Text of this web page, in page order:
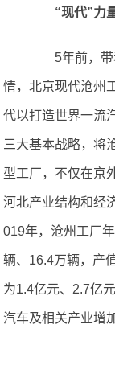
“现代”力量
5年前，带着
情，北京现代沧州
代以打造世界一流
三大基本战略，将
型工厂，不仅在京
河北产业结构和经
019年，沧州工厂
辆、16.4万辆，产
为1.4亿元、2.7亿
汽车及相关产业增